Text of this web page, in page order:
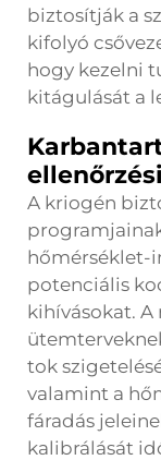
biztosítják a
kifolyó
hogy kezelni
kitágulását a
A kriogén
hőmérséklet-
potenciális
kihívásokat. A
tok
valamint a
fáradás
kalibrálását